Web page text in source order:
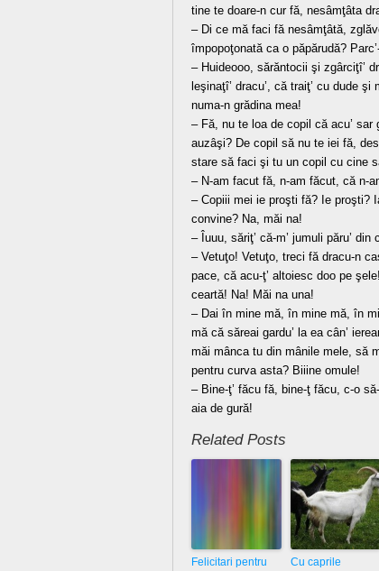
tine te doare-n cur fă, nesâmţâta
– Di ce mă faci fă nesâmţâtă,
împopoţonată ca o păpărudă?
– Huideooo, sărăntocii şi zgârciţî’
leşinaţî’ dracu’, că traiţ’ cu dude
numa-n grădina mea!
– Fă, nu te loa de copil că acu’ sar
auzâşi? De copil să nu te iei fă,
stare să faci şi tu un copil cu cine
– N-am facut fă, n-am făcut, că n-
– Copiii mei ie proşti fă? Ie proşti?
convine? Na, măi na!
– Îuuu, săriţ’ că-m’ jumuli păru’
– Vetuţo! Vetuţo, treci fă dracu-n
pace, că acu-ţ’ altoiesc doo pe
ceartă! Na! Măi na una!
– Dai în mine mă, în mine mă, în
mă că săreai gardu’ la ea cân’
măi mânca tu din mânile mele, să
pentru curva asta? Biiine omule!
– Bine-ţ’ făcu fă, bine-ţ făcu, c-o
aia de gură!
Related Posts
Felicitari pentru
Cu caprile